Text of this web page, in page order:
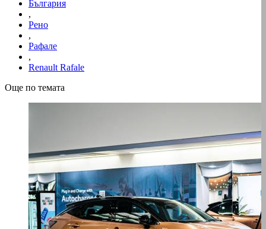
България
,
Рено
,
Рафале
,
Renault Rafale
Още по темата